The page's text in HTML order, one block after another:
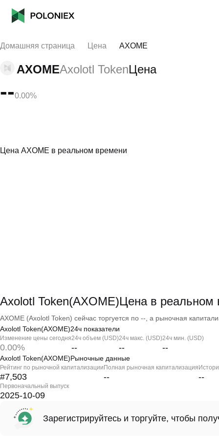
Домашняя страница Цена AXOME
AXOMEAxolotl TokenЦена
--0.00%
Цена AXOME в реальном времени
Axolotl Token(AXOME)Цена в реальном
AXOME (Axolotl Token) сейчас торгуется по --, а рыночная
Axolotl Token(AXOME)24ч показатели
Изменение цены сегодня
0.00%
24ч объем (USD)
--
24ч макс. (USD)
--
24ч мин. (USD)
--
Axolotl Token(AXOME)Рыночные данные
Рейтинг по рыночной капитализации
#7,503
Полная рыночная капитализация
-- --
Первоначальный выпуск
2025-10-09
Зарегистрируйтесь и торгуйте, чтобы